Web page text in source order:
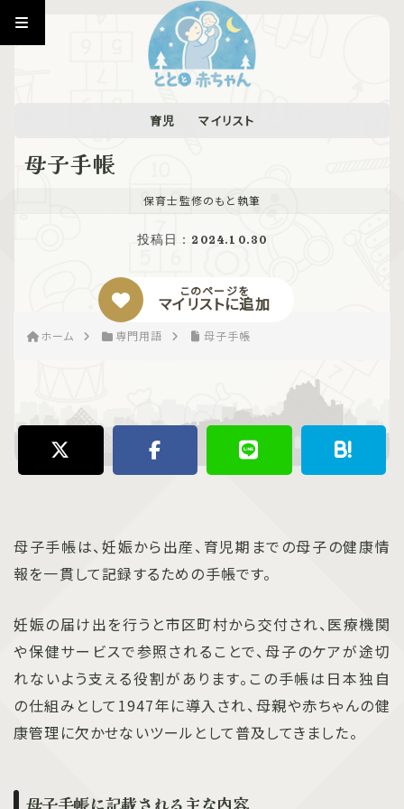
育児 マイリスト
母子手帳
投稿日： 2024.10.30
このページを
マイリストに追加
保育士監修のもと執筆
ホーム 専門用語 母子手帳
母子手帳は、妊娠から出産、育児期までの母子の健康情
報を一貫して記録するための手帳です。
妊娠の届け出を行うと市区町村から交付され、医療機関
や保健サービスで参照されることで、母子のケアが途切
れないよう支える役割があります。この手帳は日本独自
の仕組みとして1947年に導入され、母親や赤ちゃんの健
康管理に欠かせないツールとして普及してきました。
母子手帳に記載される主な内容